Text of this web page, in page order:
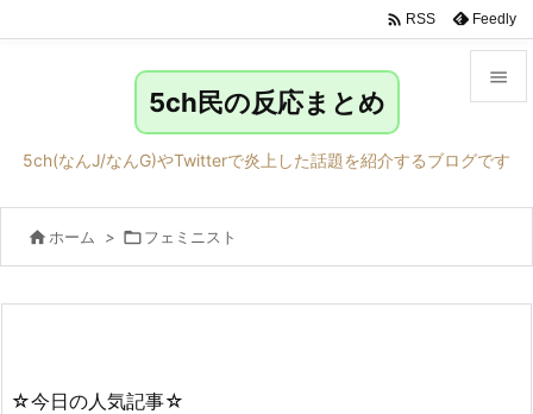

メニュ
サイド

 RSS Feedly
5ch民の反応まとめ
5ch(なんJ/なんG)やTwitterで炎上した話題を紹介するブログです
 ホーム > フェミニスト
☆今日の人気記事☆